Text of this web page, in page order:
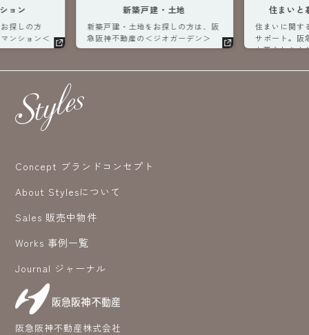
地
の方は、阪
ーデン＞
住まいと暮らしの総合窓口
住まいに関するあらゆる情報をフル
サポート。阪急阪神不動産が住まい
と暮らしをより良くするお手伝いを
不動
不動産の購入
阪神の仲介＞
取のご相談も
Concept ブランドコンセプト
About Stylesについて
Sales 販売中物件
Works 事例一覧
Journal ジャーナル
阪急阪神不動産株式会社